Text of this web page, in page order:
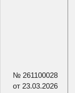
№ 261100028
от 23.03.2026